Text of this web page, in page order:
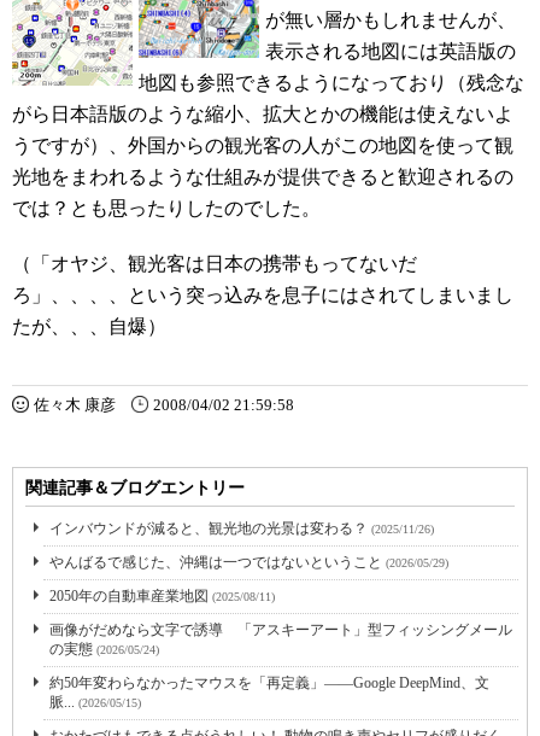
が無い層かもしれませんが、
表示される地図には英語版の
地図も参照できるようになっており（残念な
がら日本語版のような縮小、拡大とかの機能は使えないよ
うですが）、外国からの観光客の人がこの地図を使って観
光地をまわれるような仕組みが提供できると歓迎されるの
では？とも思ったりしたのでした。
（「オヤジ、観光客は日本の携帯もってないだ
ろ」、、、、という突っ込みを息子にはされてしまいまし
たが、、、自爆）
佐々木 康彦 2008/04/02 21:59:58
関連記事＆ブログエントリー
インバウンドが減ると、観光地の光景は変わる？ (2025/11/26)
やんばるで感じた、沖縄は一つではないということ (2026/05/29)
2050年の自動車産業地図 (2025/08/11)
画像がだめなら文字で誘導 「アスキーアート」型フィッシングメール
の実態 (2026/05/24)
約50年変わらなかったマウスを「再定義」――Google DeepMind、文
脈... (2026/05/15)